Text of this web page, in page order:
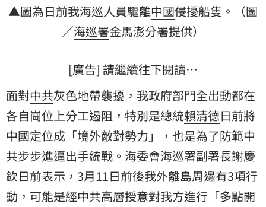
▲圖為日前我海巡人員驅離中國侵擾船隻。（圖
／海巡署金馬澎分署提供）
[廣告] 請繼續往下閱讀…
面對中共灰色地帶襲擾，我政府部門全出動都在
各自崗位上分工遏阻，特別是總統賴清德日前將
中國定位成「境外敵對勢力」，也是為了防範中
共步步進逼出手統戰。海委會海巡署副署長謝慶
欽日前表示，3月11日前後我外離島周邊有3項行
動，可能是經中共高層授意對我方進行「多點開